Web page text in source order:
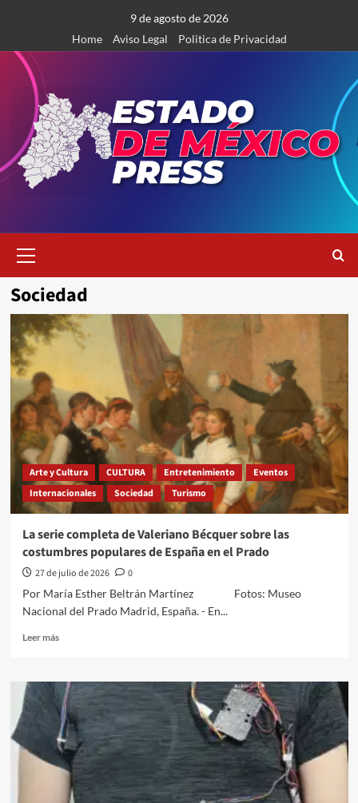
contenido
9 de agosto de 2026
Home
Aviso Legal Politica de Privacidad
primario
Sociedad
Arte y Cultura CULTURA Entretenimiento
Eventos
Internacionales
Sociedad Turismo
La serie completa de Valeriano Bécquer sobre las
costumbres populares de España en el Prado
27 de julio de 2026
0
Por María Esther Beltrán Martínez Fotos: Museo
Nacional del Prado Madrid, España. - En...
Leer másLeer
La
serie
completa
de
Valeriano
Bécquer
sobre